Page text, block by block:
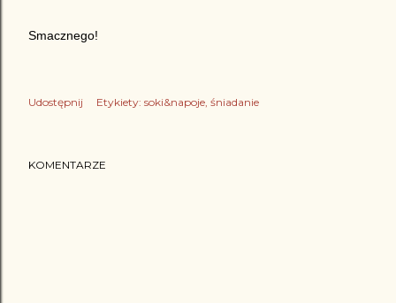
Smacznego!
Udostępnij Etykiety: soki&napoje śniadanie
KOMENTARZE